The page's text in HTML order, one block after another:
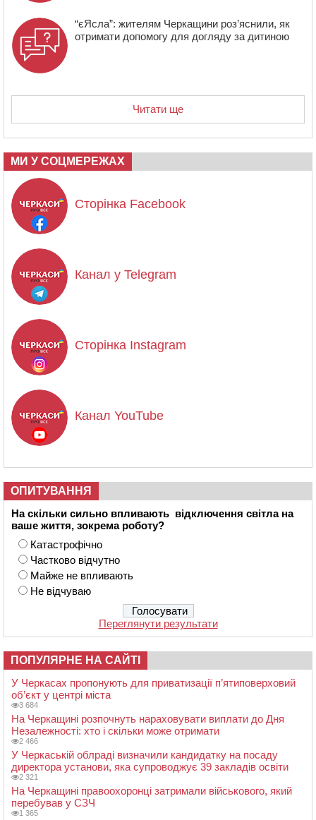
“єЯсла”: жителям Черкащини роз’яснили, як
отримати допомогу для догляду за дитиною
Читати ще
МИ У СОЦМЕРЕЖАХ
Сторінка Facebook
Канал у Telegram
Сторінка Instagram
Канал YouTube
ОПИТУВАННЯ
На скільки сильно впливають відключення світла на
ваше життя, зокрема роботу?
Катастрофічно
Частково відчутно
Майже не впливають
Не відчуваю
Переглянути результати
ПОПУЛЯРНЕ НА САЙТІ
У Черкасах пропонують для приватизації п’ятиповерховий
об’єкт у центрі міста
3 684
На Черкащині розпочнуть нараховувати виплати до Дня
Незалежності: хто і скільки може отримати
2 466
У Черкаській облраді визначили кандидатку на посаду
директора установи, яка супроводжує 39 закладів освіти
2 321
На Черкащині правоохоронці затримали військового, який
перебував у СЗЧ
1 365